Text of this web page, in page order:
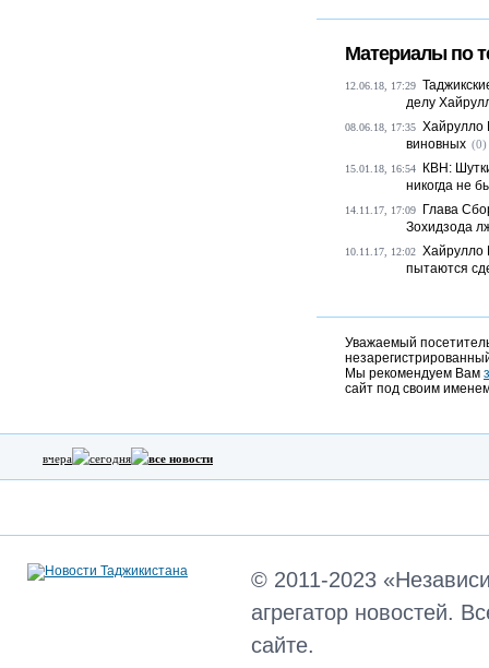
Материалы по
12.06.18, 17:29
делу
08.06.18, 17:35 Хайрулло
виновных (0)
15.01.18, 16:54
КВН:
никогда не
14.11.17, 17:09
Глава
Зохидзода
10.11.17, 12:02 Хайрулло
пытаются
Уважаемый
Мы рекомендуем Вам
сайт под своим
вчера сегодня все новости
© 2011-2023
агрегатор новостей.
сайте.